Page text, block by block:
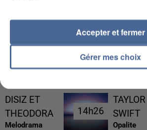
LES FRANÇAIS, FANS DE LA
RÉCEMMENT DIFFUSÉ
DISIZ ET
THEODORA
Melodrama
14h26
14h26
TAYLOR
SWIFT
Opalite
Gérer mes choix
Accepter et fermer